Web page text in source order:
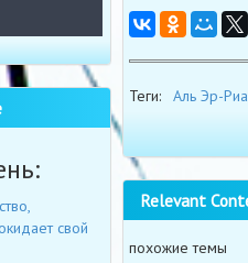
Теги: Аль Эр-
Relevant
похожие темы
свой